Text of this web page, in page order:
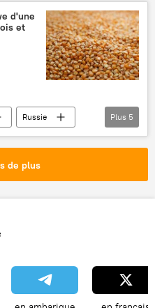
d'une
et
Russie
Plus 5
de plus